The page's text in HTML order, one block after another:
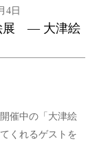
4日
展 ― 大津絵
催中の「大津絵
くれるゲストを